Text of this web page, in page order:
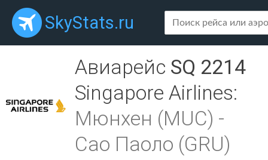
SkyStats.ru
Авиарейс SQ 2214
Singapore Airlines:
Мюнхен (MUC) -
Сао Паоло (GRU)